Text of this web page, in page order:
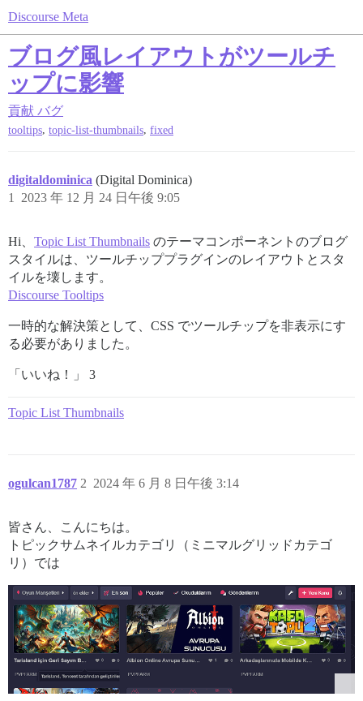
Discourse Meta
ブログ風レイアウトがツールチ
ップに影響
貢献 バグ
tooltips, topic-list-thumbnails, fixed
digitaldominica (Digital Dominica)
2023 年 12 月 24 日午後 9:05
1
Hi、 Topic List Thumbnails のテーマコンポーネントのブログ
スタイルは、ツールチッププラグインのレイアウトとスタ
イルを壊します。
Discourse Tooltips
一時的な解決策として、CSS でツールチップを非表示にす
る必要がありました。
「いいね！」 3
Topic List Thumbnails
ogulcan1787 2024 年 6 月 8 日午後 3:14
2
皆さん、こんにちは。
トピックサムネイルカテゴリ（ミニマルグリッドカテゴ
リ）では